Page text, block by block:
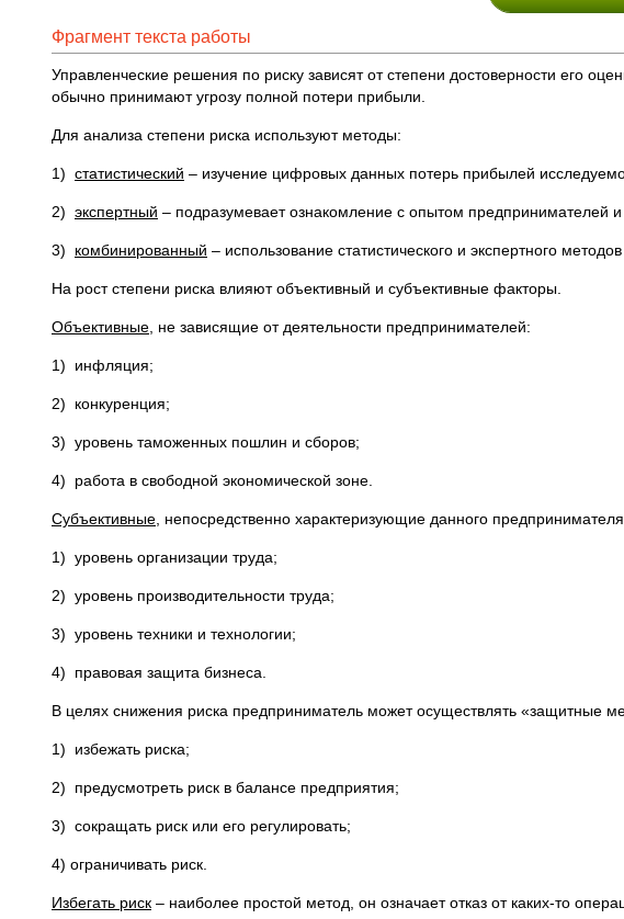
Фрагмент текста работы
Управленческие решения по риску зависят от степени достоверности его
обычно принимают угрозу полной потери прибыли.
Для анализа степени риска используют методы:
1) статистический – изучение цифровых данных потерь прибылей
2) экспертный – подразумевает ознакомление с опытом предпринимателей
3) комбинированный – использование статистического и экспертного методов
На рост степени риска влияют объективный и субъективные факторы.
Объективные , не зависящие от деятельности предпринимателей:
1) инфляция;
2) конкуренция;
3) уровень таможенных пошлин и сборов;
4) работа в свободной экономической зоне.
Субъективные , непосредственно характеризующие данного
1) уровень организации труда;
2) уровень производительности труда;
3) уровень техники и технологии;
4) правовая защита бизнеса.
В целях снижения риска предприниматель может осуществлять «защитные
1) избежать риска;
2) предусмотреть риск в балансе предприятия;
3) сокращать риск или его регулировать;
4) ограничивать риск.
Избегать риск – наиболее простой метод, он означает отказ от каких-то